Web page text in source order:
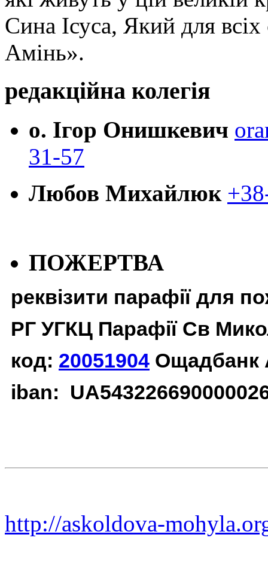
Сина Ісуса, Який для
Амінь».
редакційна колегія
о. Ігор Онишкевич
31-57
Любов Михайлюк
ПОЖЕРТВА
реквізити парафії для
РГ УГКЦ Парафії Св
код: 20051904 Ощадбанк
iban:
http://askoldova-